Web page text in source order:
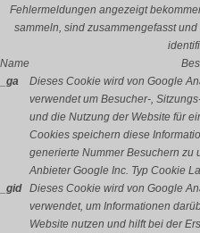
Fehlermeldungen angezeigt
sammeln, sind zusammengefasst
Name
_ga
Dieses Cookie wird von Google
verwendet um Besucher-,
und die Nutzung der Website für
Cookies speichern diese
generierte Nummer Besuchern zu
Anbieter Google Inc. Typ Cookie
_gid
Dieses Cookie wird von Google
verwendet, um Informationen
Website nutzen und hilft bei der